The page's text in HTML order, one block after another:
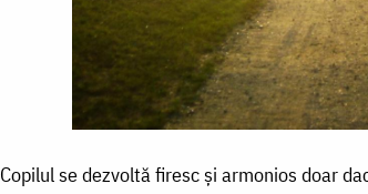
Copilul se dezvoltă firesc și armonios doar